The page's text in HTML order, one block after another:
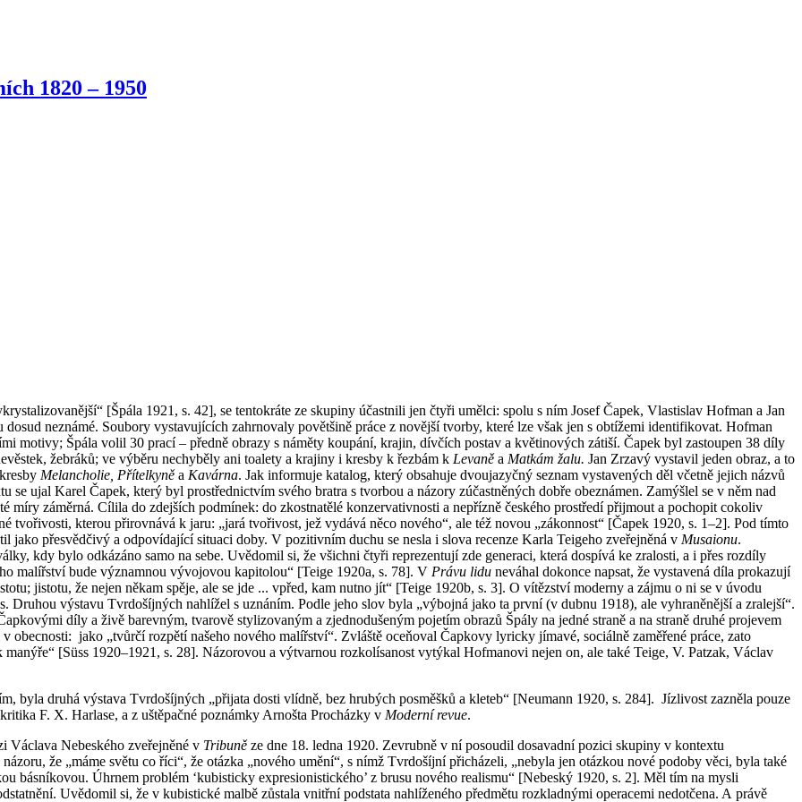
1820 – 1950
[Špála 1921, s. 42], se tentokráte ze skupiny účastnili jen čtyři umělci: spolu s ním Josef Čapek, Vlastislav Hofman a Jan
neznámé. Soubory vystavujících zahrnovaly povětšině práce z novější tvorby, které lze však jen s obtížemi identifikovat. Hofman
motivy; Špála volil 30 prací – předně obrazy s náměty koupání, krajin, dívčích postav a květinových zátiší. Čapek byl zastoupen 38 díly
žebráků; ve výběru nechyběly ani toalety a krajiny i kresby k řezbám k Levaně a Matkám žalu. Jan Zrzavý vystavil jeden obraz, a to
Melancholie, Přítelkyně a Kavárna. Jak informuje katalog, který obsahuje dvoujazyčný seznam vystavených děl včetně jejich názvů
ujal Karel Čapek, který byl prostřednictvím svého bratra s tvorbou a názory zúčastněných dobře obeznámen. Zamýšlel se v něm nad
míry záměrná. Cílila do zdejších podmínek: do zkostnatělé konzervativnosti a nepřízně českého prostředí přijmout a pochopit cokoliv
tvořivosti, kterou přirovnává k jaru: „jará tvořivost, jež vydává něco nového“, ale též novou „zákonnost“ [Čapek 1920, s. 1–2]. Pod tímto
přesvědčivý a odpovídající situaci doby. V pozitivním duchu se nesla i slova recenze Karla Teigeho zveřejněná v Musaionu.
kdy bylo odkázáno samo na sebe. Uvědomil si, že všichni čtyři reprezentují zde generaci, která dospívá ke zralosti, a i přes rozdíly
malířství bude významnou vývojovou kapitolou“ [Teige 1920a, s. 78]. V Právu lidu neváhal dokonce napsat, že vystavená díla prokazují
jistotu, že nejen někam spěje, ale se jde ... vpřed, kam nutno jít“ [Teige 1920b, s. 3]. O vítězství moderny a zájmu o ni se v úvodu
Druhou výstavu Tvrdošíjných nahlížel s uznáním. Podle jeho slov byla „výbojná jako ta první (v dubnu 1918), ale vyhraněnější a zralejší“.
díly a živě barevným, tvarově stylizovaným a zjednodušeným pojetím obrazů Špály na jedné straně a na straně druhé projevem
obecnosti: jako „tvůrčí rozpětí našeho nového malířství“. Zvláště oceňoval Čapkovy lyricky jímavé, sociálně zaměřené práce, zato
[Süss 1920–1921, s. 28]. Názorovou a výtvarnou rozkolísanost vytýkal Hofmanovi nejen on, ale také Teige, V. Patzak, Václav
byla druhá výstava Tvrdošíjných „přijata dosti vlídně, bez hrubých posměšků a kleteb“ [Neumann 1920, s. 284]. Jízlivost zazněla pouze
F. X. Harlase, a z uštěpačné poznámky Arnošta Procházky v Moderní revue.
Václava Nebeského zveřejněné v Tribuně ze dne 18. ledna 1920. Zevrubně v ní posoudil dosavadní pozici skupiny v kontextu
že „máme světu co říci“, že otázka „nového umění“, s nímž Tvrdošíjní přicházeli, „nebyla jen otázkou nové podoby věci, byla také
básníkovou. Úhrnem problém ‘kubisticky expresionistického’ z brusu nového realismu“ [Nebeský 1920, s. 2]. Měl tím na mysli
Uvědomil si, že v kubistické malbě zůstala vnitřní podstata nahlíženého předmětu rozkladnými operacemi nedotčena. A právě